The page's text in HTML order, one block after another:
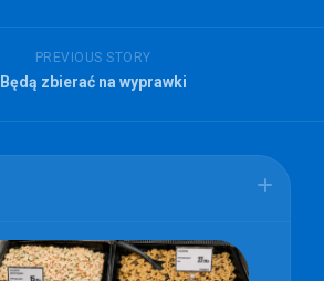
PREVIOUS STORY
Będą zbierać na wyprawki